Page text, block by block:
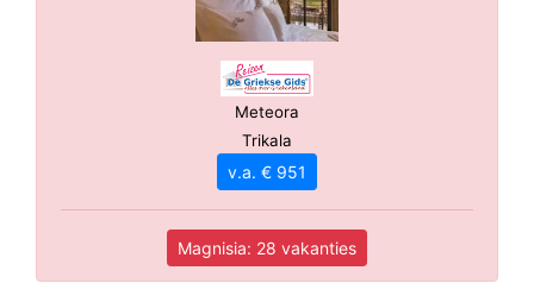
Meteora
Trikala
v.a. € 951
Magnisia: 28 vakanties